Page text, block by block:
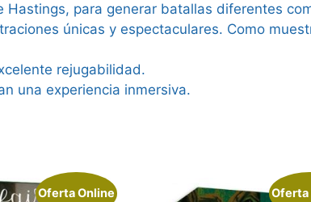
para generar batallas diferentes
únicas y espectaculares. Como
rejugabilidad.
una experiencia inmersiva.
Oferta Online Oferta